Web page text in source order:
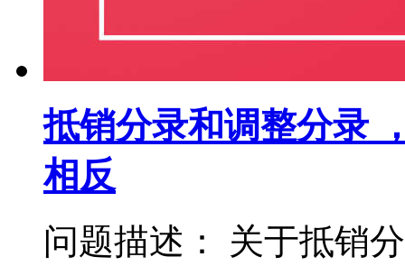
抵销分录和调整分录
相反
问题描述： 关于抵销